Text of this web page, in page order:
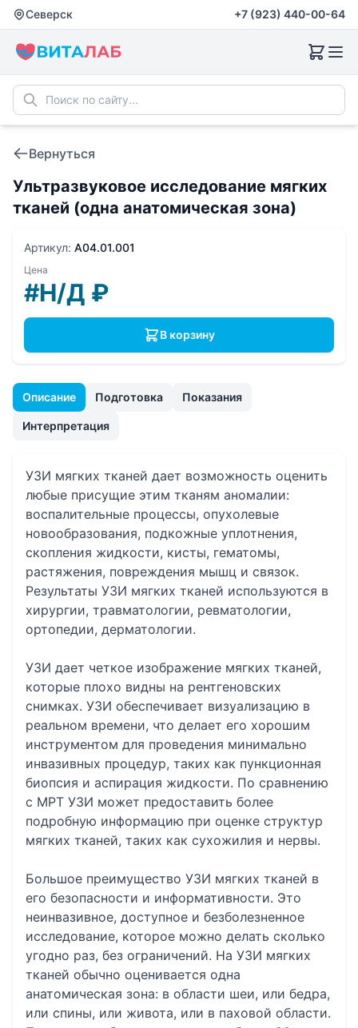
Северск +7 (923) 440-00-64
Вернуться
Ультразвуковое исследование мягких
тканей (одна анатомическая зона)
Описание Подготовка Показания
Интерпретация
УЗИ мягких тканей дает возможность оценить
любые присущие этим тканям аномалии:
воспалительные процессы, опухолевые
новообразования, подкожные уплотнения,
скопления жидкости, кисты, гематомы,
растяжения, повреждения мышц и связок.
Результаты УЗИ мягких тканей используются в
хирургии, травматологии, ревматологии,
ортопедии, дерматологии.
УЗИ дает четкое изображение мягких тканей,
которые плохо видны на рентгеновских
снимках. УЗИ обеспечивает визуализацию в
реальном времени, что делает его хорошим
инструментом для проведения минимально
инвазивных процедур, таких как пункционная
биопсия и аспирация жидкости. По сравнению
с МРТ УЗИ может предоставить более
подробную информацию при оценке структур
мягких тканей, таких как сухожилия и нервы.
Большое преимущество УЗИ мягких тканей в
его безопасности и информативности. Это
неинвазивное, доступное и безболезненное
исследование, которое можно делать сколько
угодно раз, без ограничений. На УЗИ мягких
тканей обычно оценивается одна
анатомическая зона: в области шеи, или бедра,
или спины, или живота, или в паховой области.
Артикул: A04.01.001
Цена
#Н/Д ₽
В корзину